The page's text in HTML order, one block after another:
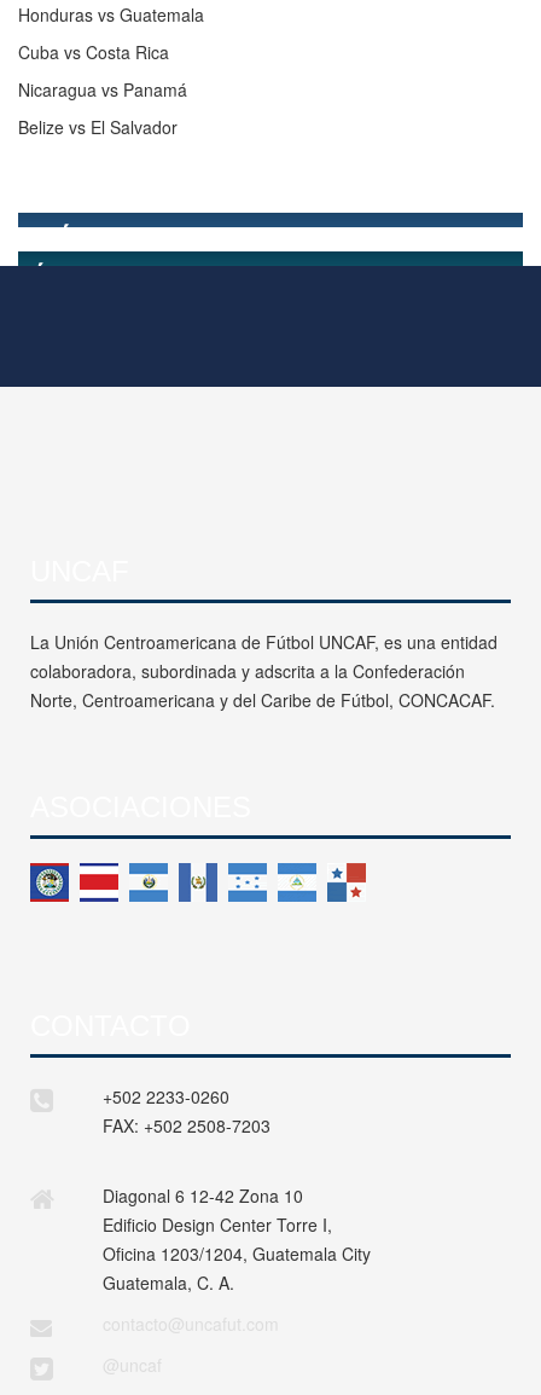
Honduras vs Guatemala
Cuba vs Costa Rica
Nicaragua vs Panamá
Belize vs El Salvador
La Unión Centroamericana de Fútbol UNCAF, es una entidad
colaboradora, subordinada y adscrita a la Confederación
Norte, Centroamericana y del Caribe de Fútbol, CONCACAF.
+502 2233-0260
FAX: +502 2508-7203
Diagonal 6 12-42 Zona 10
Edificio Design Center Torre I,
Oficina 1203/1204, Guatemala City
Guatemala, C. A.
contacto@uncafut.com
@uncaf